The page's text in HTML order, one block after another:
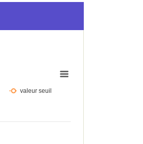
valeur seuil